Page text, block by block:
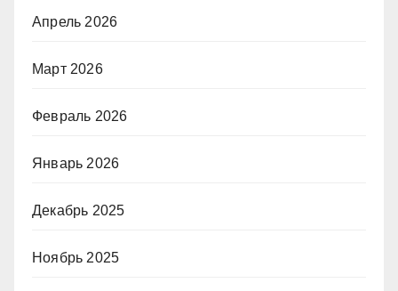
Апрель 2026
Март 2026
Февраль 2026
Январь 2026
Декабрь 2025
Ноябрь 2025